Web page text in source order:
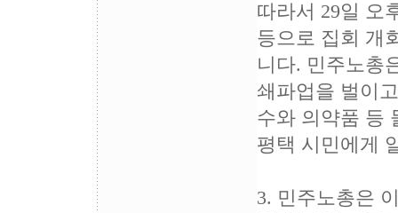
따라서 29일 오
등으로 집회 개
니다. 민주노총
쇄파업을 벌이
수와 의약품 등
평택 시민에게
3. 민주노총은